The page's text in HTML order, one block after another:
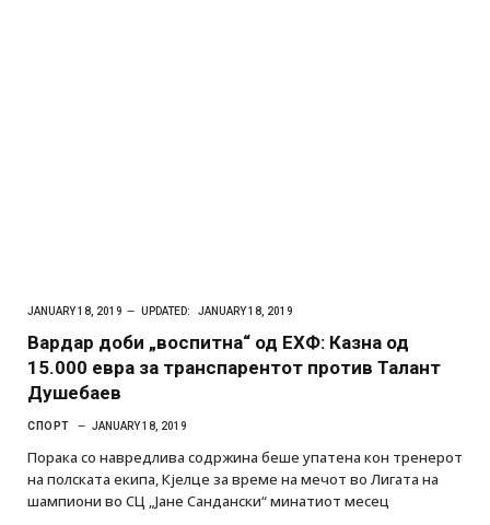
JANUARY 18, 2019 UPDATED: JANUARY 18, 2019
Вардар доби „воспитна“ од ЕХФ: Казна од
15.000 евра за транспарентот против Талант
Душебаев
СПОРТ JANUARY 18, 2019
Порака со навредлива содржина беше упатена кон тренерот
на полската екипа, Кјелце за време на мечот во Лигата на
шампиони во СЦ „Јане Сандански“ минатиот месец